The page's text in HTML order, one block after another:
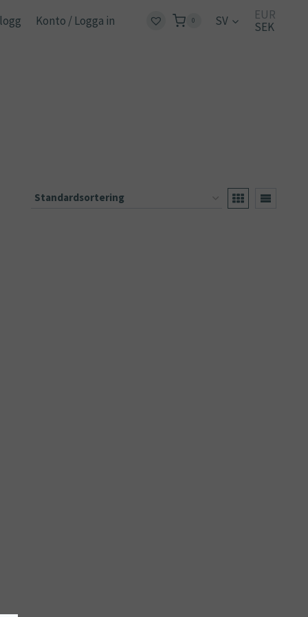
Konto / Logga in 0 SV
EUR
SEK